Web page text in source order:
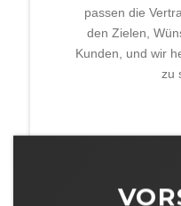
passen die
den Zielen,
Kunden, und wir
zu